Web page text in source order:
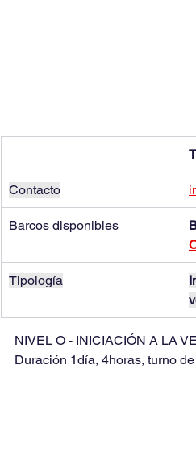
Contacto
Barcos disponibles
Tipología
NIVEL O - INICIACIÓN A LA
Duración 1día, 4horas, turno